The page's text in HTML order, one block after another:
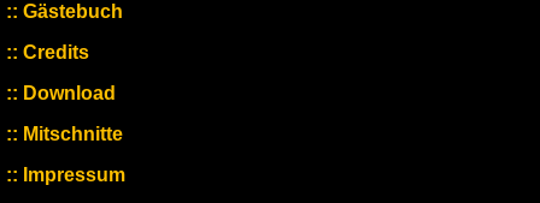
Gästebuch
Credits
Download
Mitschnitte
Impressum